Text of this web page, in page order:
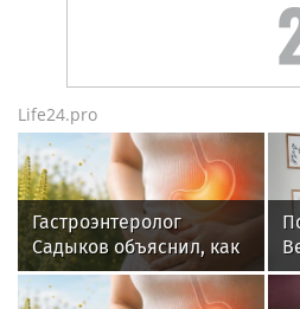
Life24.pro
Гастроэнтеролог
Садыков объяснил, как
амброзия может влиять
на ЖКТ